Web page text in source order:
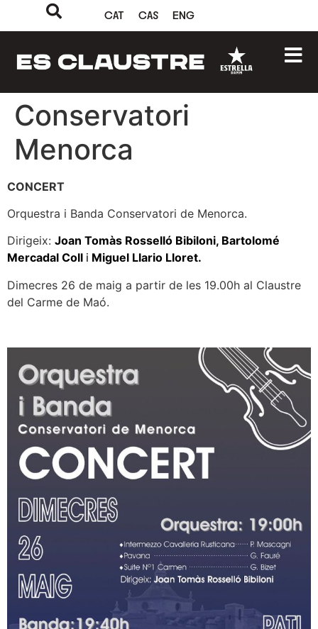
CAT CAS ENG
Conservatori
Menorca
CONCERT
Orquestra i Banda Conservatori de Menorca.
Dirigeix: Joan Tomàs Rosselló Bibiloni, Bartolomé
Mercadal Coll i Miguel Llario Lloret.
Dimecres 26 de maig a partir de les 19.00h al Claustre
del Carme de Maó.